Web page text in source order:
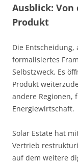
Ausblick:
Produkt
Die
formalisiertes
Selbstzweck. Es
Produkt
andere Regionen,
Energiewirtschaft.
Solar Estate hat
Vertrieb
auf dem weitere